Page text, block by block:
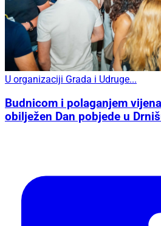
U organizaciji Grada i Udruge...
Budnicom i polaganjem
obilježen Dan pobjede u